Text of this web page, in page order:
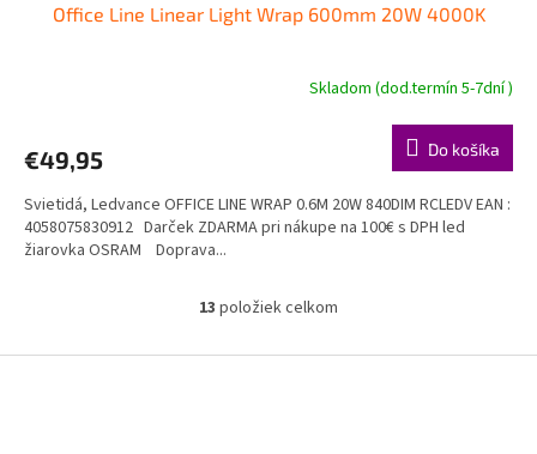
Office Line Linear Light Wrap 600mm 20W 4000K
Skladom (dod.termín 5-7dní )
€49,95 Do košíka
Svietidá, Ledvance OFFICE LINE WRAP 0.6M 20W 840DIM RCLEDV EAN :
4058075830912 Darček ZDARMA pri nákupe na 100€ s DPH led
žiarovka OSRAM Doprava...
O
l
13 položiek celkom